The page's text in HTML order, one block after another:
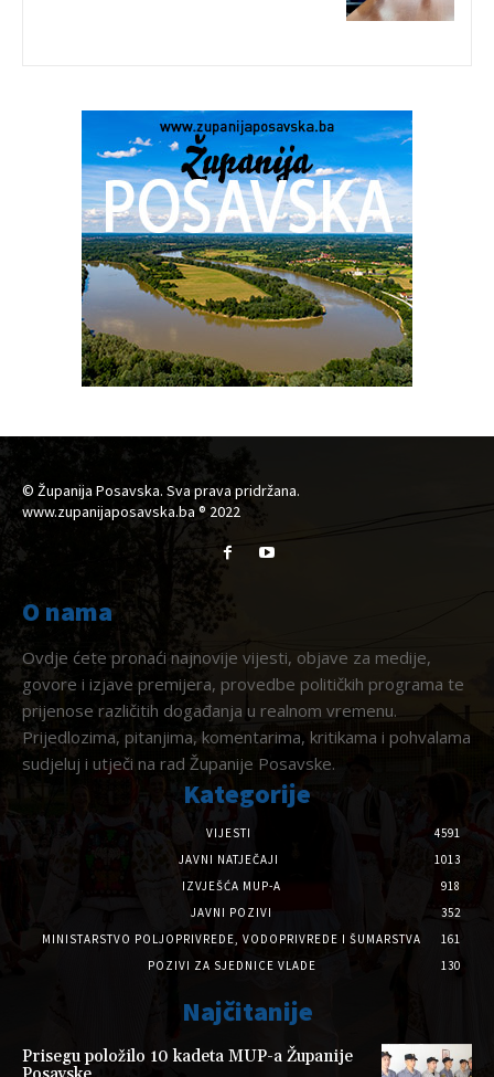
© Županija Posavska. Sva prava pridržana.
www.zupanijaposavska.ba ® 2022
O nama
Ovdje ćete pronaći najnovije vijesti, objave za medije,
govore i izjave premijera, provedbe političkih programa te
prijenose različitih događanja u realnom vremenu.
Prijedlozima, pitanjima, komentarima, kritikama i pohvalama
sudjeluj i utječi na rad Županije Posavske.
Kategorije
VIJESTI
4591
JAVNI NATJEČAJI
1013
IZVJEŠĆA MUP-A
918
JAVNI POZIVI
352
MINISTARSTVO POLJOPRIVREDE, VODOPRIVREDE I ŠUMARSTVA
161
POZIVI ZA SJEDNICE VLADE
130
Najčitanije
Prisegu položilo 10 kadeta MUP-a Županije